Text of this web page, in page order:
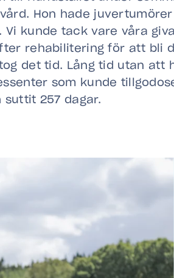
Hon hade
Vi kunde tack vare våra
rehabilitering för att bli
det tid. Lång tid utan att
som kunde
suttit 257 dagar.